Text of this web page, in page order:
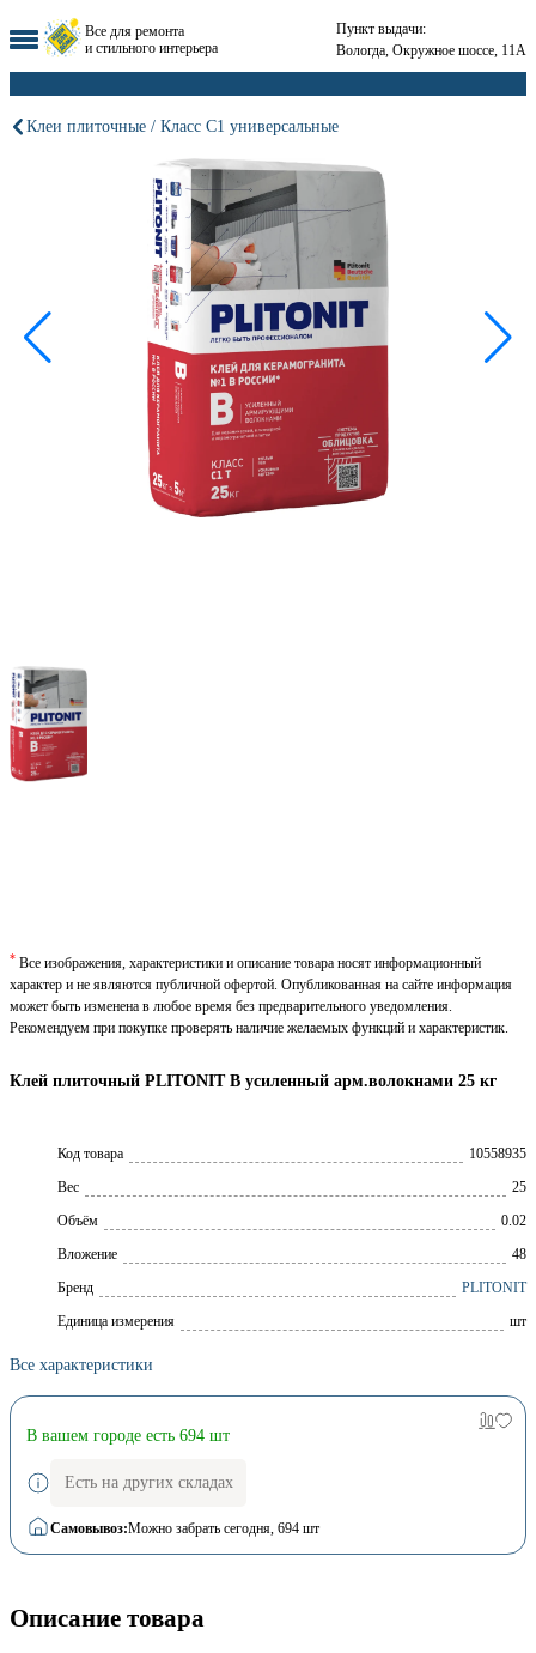
Все для ремонта
и стильного интерьера
Пункт выдачи:
Вологда, Окружное шоссе, 11А
Клеи плиточные / Класс С1 универсальные
Клей плиточный PLITONIT B усиленный арм.волокнами 25 кг
Код товара
10558935
Вес
25
Объём
0.02
Вложение
48
Брeнд
PLITONIT
Единица измерения
шт
Все характеристики
* Все изображения, характеристики и описание товара носят информационный
характер и не являются публичной офертой. Опубликованная на сайте информация
может быть изменена в любое время без предварительного уведомления.
Рекомендуем при покупке проверять наличие желаемых функций и характеристик.
В вашем городе есть 694 шт
Есть на других складах
Самовывоз:Можно забрать сегодня , 694 шт
Описание товара